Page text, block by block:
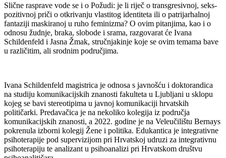
Slične rasprave vode se i o Požudi: je li riječ o transgresivnoj, seks-
pozitivnoj priči o otkrivanju vlastitog identiteta ili o patrijarhalnoj
fantaziji maskiranoj u ruho feminizma? O ovim pitanjima, kao i o
odnosu žudnje, braka, slobode i srama, razgovarat će Ivana
Schildenfeld i Jasna Žmak, stručnjakinje koje se ovim temama bave
u različitim, ali srodnim područjima.
Ivana Schildenfeld magistrica je odnosa s javnošću i doktorandica
na studiju komunikacijskih znanosti fakulteta u Ljubljani u sklopu
kojeg se bavi stereotipima u javnoj komunikaciji hrvatskih
političarki. Predavačica je na nekoliko kolegija iz područja
komunikacijskih znanosti, a 2022. godine je na Veleučilištu Bernays
pokrenula izborni kolegij Žene i politika. Edukantica je integrativne
psihoterapije pod supervizijom pri Hrvatskoj udruzi za integrativnu
psihoterapiju te analizant u psihoanalizi pri Hrvatskom društvu